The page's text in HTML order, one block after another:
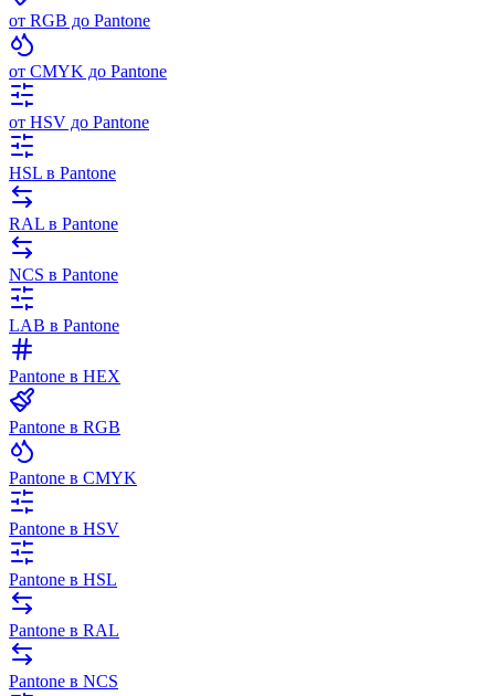
от RGB до Pantone
от CMYK до Pantone
от HSV до Pantone
HSL в Pantone
RAL в Pantone
NCS в Pantone
LAB в Pantone
Pantone в HEX
Pantone в RGB
Pantone в CMYK
Pantone в HSV
Pantone в HSL
Pantone в RAL
Pantone в NCS